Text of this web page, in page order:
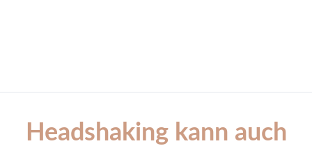
Headshaking kann auch